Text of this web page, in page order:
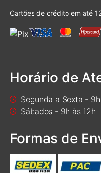
Cartões de crédito em até
Horário de
Segunda a Sexta -
Sábados - 9h às 12h
Formas de